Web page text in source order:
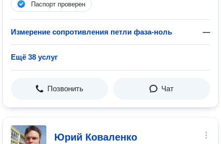
Паспорт проверен
Измерение сопротивления петли фаза-ноль —
Ещё 38 услуг
Позвонить Чат
Юрий Коваленко